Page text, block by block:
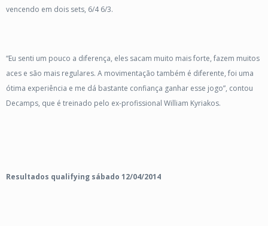
vencendo em dois sets, 6/4 6/3.
“Eu senti um pouco a diferença, eles sacam muito mais forte, fazem muitos
aces e são mais regulares. A movimentação também é diferente, foi uma
ótima experiência e me dá bastante confiança ganhar esse jogo”, contou
Decamps, que é treinado pelo ex-profissional William Kyriakos.
Resultados qualifying sábado 12/04/2014